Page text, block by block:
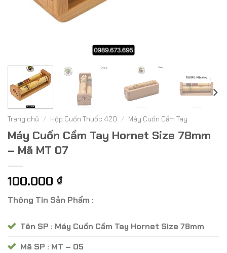
Trang chủ / Hộp Cuốn Thuốc 420 / Máy Cuốn Cầm Tay
Máy Cuốn Cầm Tay Hornet Size 78mm
– Mã MT 07
100.000 ₫
Thông Tin Sản Phẩm :
Tên SP : Máy Cuốn Cầm Tay Hornet Size 78mm
Mã SP : MT – 05